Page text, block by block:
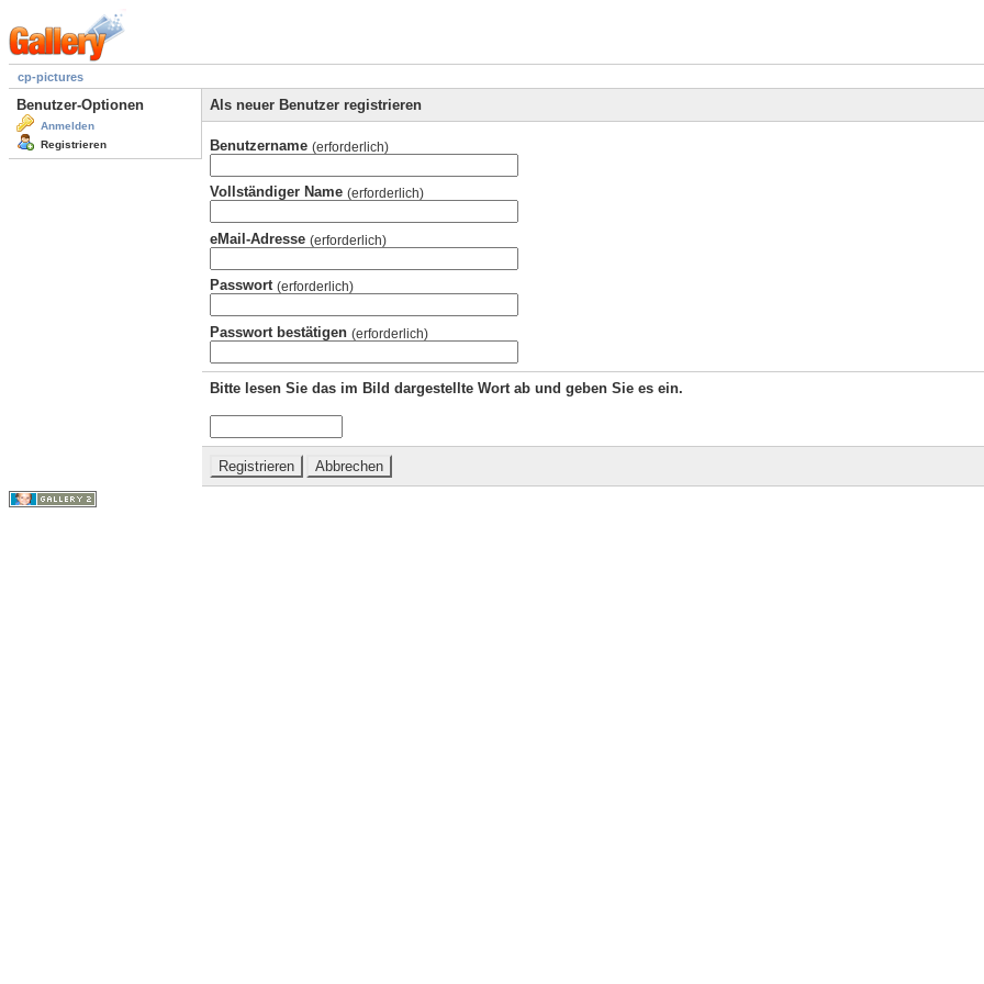
cp-pictures
Benutzer-Optionen
Anmelden
Registrieren
Als neuer Benutzer registrieren
Benutzername (erforderlich)
Vollständiger Name (erforderlich)
eMail-Adresse (erforderlich)
Passwort (erforderlich)
Passwort bestätigen (erforderlich)
Bitte lesen Sie das im Bild dargestellte Wort ab und geben Sie es ein.